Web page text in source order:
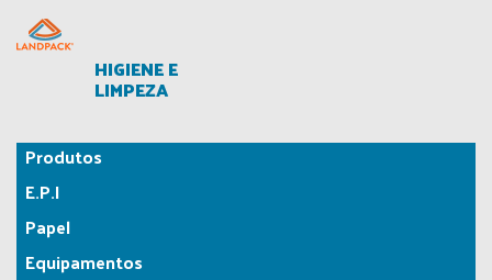
HIGIENE E
LIMPEZA
Produtos
E.P.I
Papel
Equipamentos